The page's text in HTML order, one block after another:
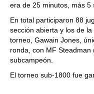
era de 25 minutos, más 5
En total participaron 88
sección abierta y los de
torneo, Gawain Jones,
ronda, con MF
subcampeón.
El torneo sub-1800 fue